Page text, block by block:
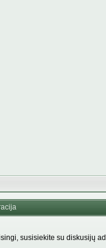
susisiekite su diskusijų